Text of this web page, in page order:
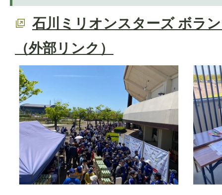
石川ミリオンスターズ ボラ
（外部リンク）